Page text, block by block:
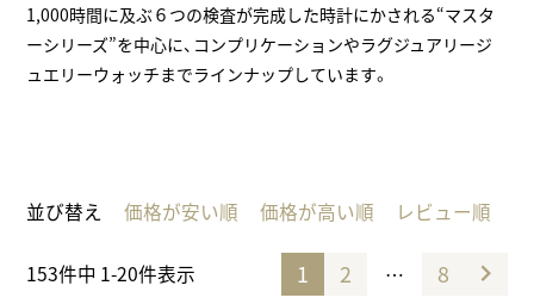
1,000時間に及ぶ６つの検査が完成した時計にかされる“マスタ
ーシリーズ”を中心に、コンプリケーションやラグジュアリージ
ュエリーウォッチまでラインナップしています。
並び替え 価格が安い順 価格が高い順 レビュー順
153件中 1-20件表示 1 2 … 8